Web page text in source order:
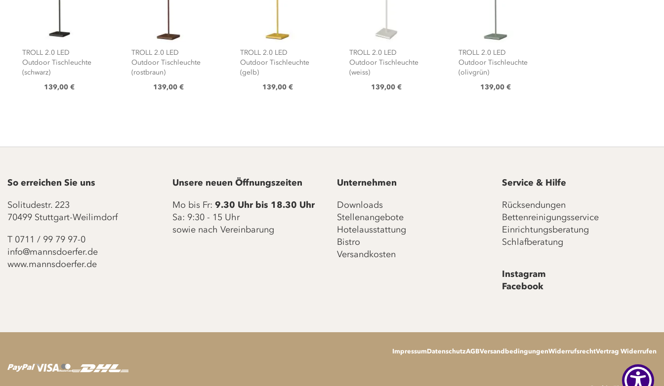
TROLL 2.0 LED
Outdoor Tischleuchte
(schwarz)
139,00 €
TROLL 2.0 LED
Outdoor Tischleuchte
(rostbraun)
139,00 €
TROLL 2.0 LED
Outdoor Tischleuchte
(gelb)
139,00 €
TROLL 2.0 LED
Outdoor Tischleuchte
(weiss)
139,00 €
TROLL 2.0 LED
Outdoor Tischleuchte
(olivgrün)
139,00 €
So erreichen Sie uns
Solitudestr. 223
70499 Stuttgart-Weilimdorf
T 0711 / 99 79 97-0
info@mannsdoerfer.de
www.mannsdoerfer.de
Unsere neuen Öffnungszeiten
Mo bis Fr: 9.30 Uhr bis 18.30 Uhr
Sa: 9:30 - 15 Uhr
sowie nach Vereinbarung
Unternehmen
Downloads
Stellenangebote
Hotelausstattung
Bistro
Versandkosten
Service & Hilfe
Rücksendungen
Bettenreinigungsservice
Einrichtungsberatung
Schlafberatung
Instagram
Facebook
ImpressumDatenschutzAGBVersandbedingungenWiderrufsrechtVertrag Widerrufen